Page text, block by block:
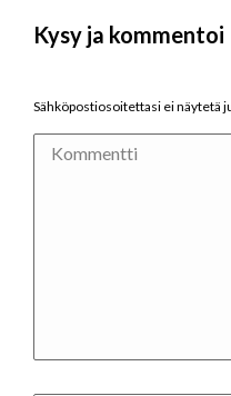
Kysy ja kommentoi
Sähköpostiosoitettasi ei näytetä
Kommentti